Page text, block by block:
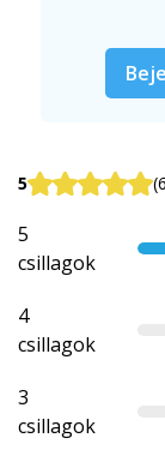
5
5
csillagok
4
csillagok
3
csillagok